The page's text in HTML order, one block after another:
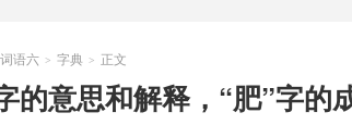
词语六 > 字典 > 正文
的意思和解释，“肥”字的